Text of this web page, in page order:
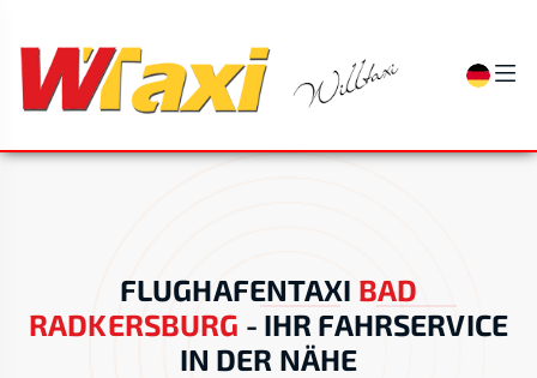
FLUGHAFENTAXI BAD
RADKERSBURG - IHR FAHRSERVICE
IN DER NÄHE